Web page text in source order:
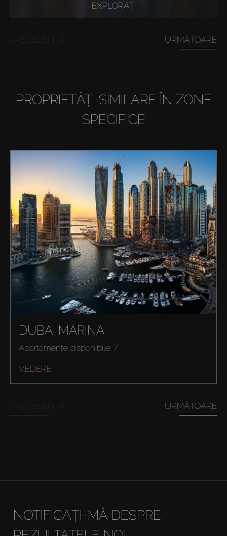
Off-Plan
EXPLORAȚI
URMĂTOARE
PROPRIETĂȚI SIMILARE ÎN ZONE
SPECIFICE
DUBAI MARINA
Apartamente disponibile: 7
VEDERE
URMĂTOARE
NOTIFICAȚI-MĂ DESPRE